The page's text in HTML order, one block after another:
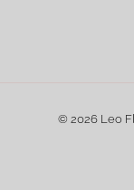
© 2026 Leo